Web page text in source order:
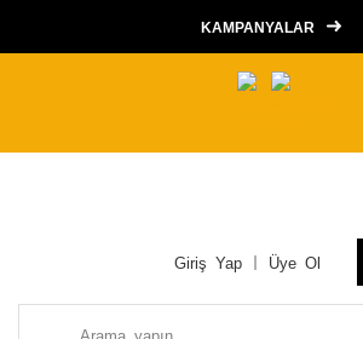
KAMPANYALAR
Giriş Yap Üye Ol